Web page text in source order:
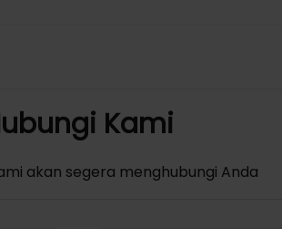
bagus, ruangannya bersih, harum